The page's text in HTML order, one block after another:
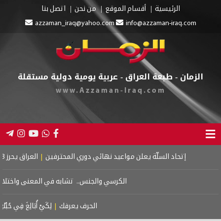
أقسام الموقع من نحن
اتصل بنا
azzaman_iraq@yahoo.com
- عربية يومية دولية مستقلة
www.Azzaman-
نهائي دوري المحترفين | العراق يحرز 3 أوسمة ملوّنة في بطولة العرب بالشطرنج
الكرسي والجنس.. تشابه في المعنى واختلاف في السياق | الرياضة ..
لِكَيْ أُبَالِغَ فِي حُبِّكِ | لم أكن أخاف الظلام.. كنت